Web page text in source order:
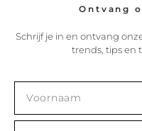
Ontvang
Schrijf je in en ontvang
trends, tips en